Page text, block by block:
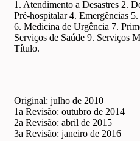
1. Atendimento a Desastres 2.
Pré-hospitalar 4. Emergências
6. Medicina de Urgência 7.
Serviços de Saúde 9. Serviços
Título.
Original: julho de 2010
1a Revisão: outubro de 2014
2a Revisão: abril de 2015
3a Revisão: janeiro de 2016